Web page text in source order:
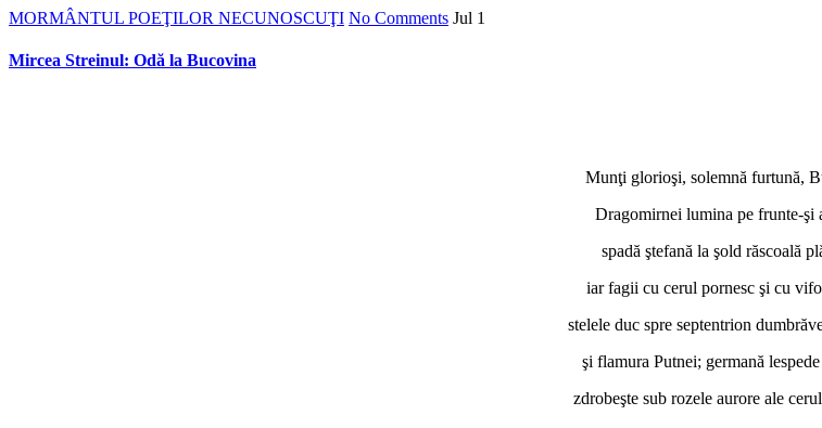
MORMÂNTUL POEŢILOR NECUNOSCUŢI No Comments Jul 1
Mircea Streinul: Odă la Bucovina
Munţi glorioşi, solemnă furtună,
Dragomirnei lumina pe frunte-şi
spadă ştefană la şold răscoală
iar fagii cu cerul pornesc şi cu
stelele duc spre septentrion
şi flamura Putnei; germană
zdrobeşte sub rozele aurore ale